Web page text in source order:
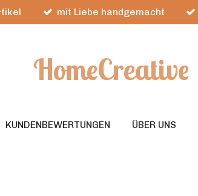
mit Liebe handgemacht
HomeCreative
KUNDENBEWERTUNGEN ÜBER UNS